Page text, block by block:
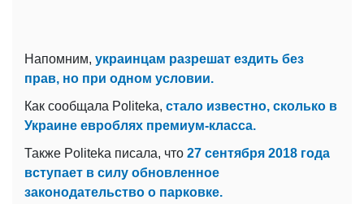
Напомним, украинцам разрешат ездить без
прав, но при одном условии.
Как сообщала Politeka, стало известно, сколько в
Украине евроблях премиум-класса.
Также Politeka писала, что 27 сентября 2018 года
вступает в силу обновленное
законодательство о парковке.